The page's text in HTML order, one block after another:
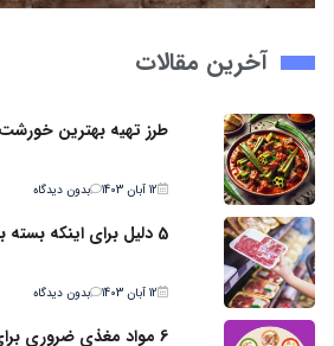
آخرین مقالات
طرز تهیه بهترین
12 آبان 1403 بدون دیدگاه
5 دلیل برای اینکه بسته بندی گوشت مهم است
12 آبان 1403 بدون دیدگاه
6 مواد مغذی ضروری برای بدن چیست؟